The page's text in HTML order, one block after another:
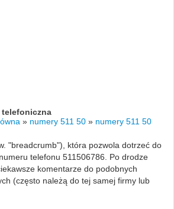
telefoniczna
» numery 511 50 » numery 511 50
"breadcrumb"), która pozwola dotrzeć do
telefonu 511506786. Po drodze
komentarze do podobnych
(często należą do tej samej firmy lub